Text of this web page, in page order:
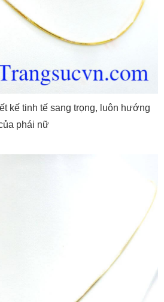
kế tinh tế sang trọng, luôn hướng
phái nữ